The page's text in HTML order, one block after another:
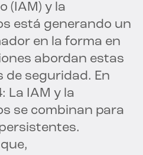
(IAM) y la
está generando un
en la forma en
abordan estas
de seguridad. En
La IAM y la
se combinan para